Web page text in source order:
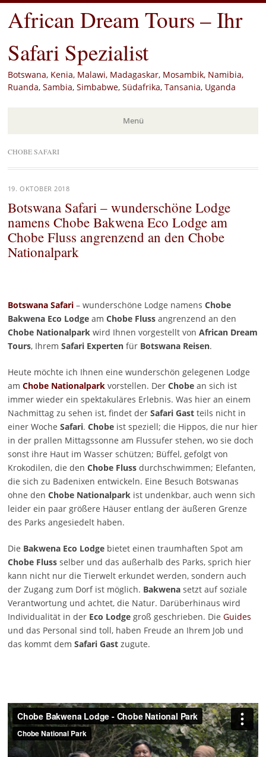
African Dream Tours – Ihr
Safari Spezialist
Botswana, Kenia, Malawi, Madagaskar, Mosambik, Namibia,
Ruanda, Sambia, Simbabwe, Südafrika, Tansania, Uganda
Menü
Zum
Inhalt
CHOBE SAFARI
19. OKTOBER 2018
Botswana Safari – wunderschöne Lodge
namens Chobe Bakwena Eco Lodge am
Chobe Fluss angrenzend an den Chobe
Nationalpark
Botswana Safari– wunderschöne Lodge namens Chobe
Bakwena Eco Lodgeam Chobe Flussangrenzend an den
Chobe Nationalparkwird Ihnen vorgestellt von African Dream
Tours, Ihrem Safari Expertenfür Botswana Reisen.
Heute möchte ich Ihnen eine wunderschön gelegenen Lodge
am Chobe Nationalpark vorstellen. Der Chobean sich ist
immer wieder ein spektakuläres Erlebnis. Was hier an einem
Nachmittag zu sehen ist, findet der Safari Gastteils nicht in
einer Woche Safari. Chobeist speziell; die Hippos, die nur hier
in der prallen Mittagssonne am Flussufer stehen, wo sie doch
sonst ihre Haut im Wasser schützen; Büffel, gefolgt von
Krokodilen, die den Chobe Flussdurchschwimmen; Elefanten,
die sich zu Badenixen entwickeln. Eine Besuch Botswanas
ohne den Chobe Nationalparkist undenkbar, auch wenn sich
leider ein paar größere Häuser entlang der äußeren Grenze
des Parks angesiedelt haben.
Die Bakwena Eco Lodge bietet einen traumhaften Spot am
Chobe Flussselber und das außerhalb des Parks, sprich hier
kann nicht nur die Tierwelt erkundet werden, sondern auch
der Zugang zum Dorf ist möglich. Bakwenasetzt auf soziale
Verantwortung und achtet, die Natur. Darüberhinaus wird
Individualität in der Eco Lodgegroß geschrieben. Die Guides
und das Personal sind toll, haben Freude an Ihrem Job und
das kommt dem Safari Gastzugute.